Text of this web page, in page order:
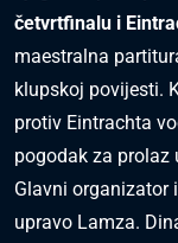
četvrtfinalu i
maestralna
klupskoj povijesti.
protiv Eintrachta
pogodak za prolaz
Glavni organizator
upravo Lamza.